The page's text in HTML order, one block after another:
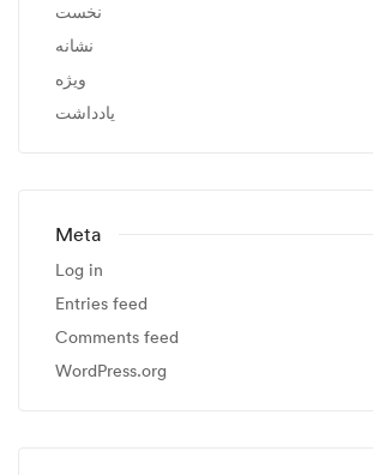
نخست
نشانه
ویژه
یادداشت
Meta
Log in
Entries feed
Comments feed
WordPress.org